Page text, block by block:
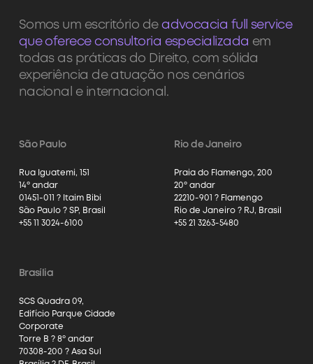
Somos um escritório de advocacia full service
que oferece consultoria especializada em
todas as práticas do Direito, com sólida
experiência de atuação nos cenários
nacional e internacional.
São Paulo
Rua Iguatemi, 151
14º andar
01451-011 ? Itaim Bibi
São Paulo ? SP, Brasil
+55 11 3024-6100
Rio de Janeiro
Praia do Flamengo, 200
20º andar
22210-901 ? Flamengo
Rio de Janeiro ? RJ, Brasil
+55 21 3263-5480
Brasília
SCS Quadra 09,
Edifício Parque Cidade
Corporate
Torre B ? 8º andar
70308-200 ? Asa Sul